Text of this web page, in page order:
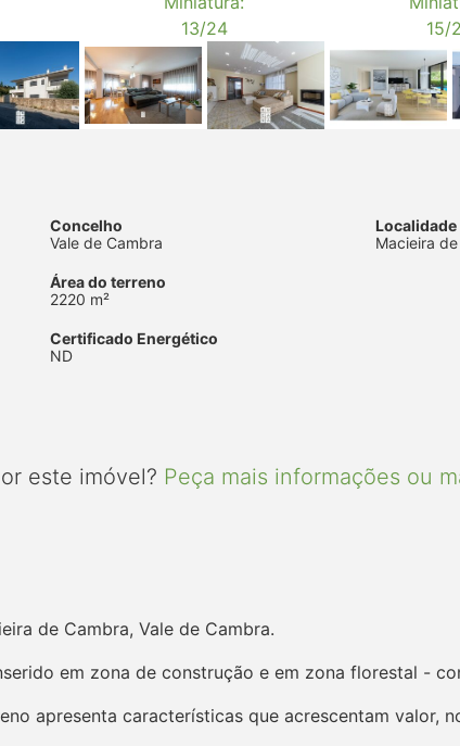
Concelho
Vale de Cambra
Localidade
Macieira
Área do terreno
2220 m²
Certificado Energético
ND
este imóvel? Peça mais informações ou
de Cambra, Vale de Cambra.
em zona de construção e em zona florestal -
apresenta características que acrescentam valor,